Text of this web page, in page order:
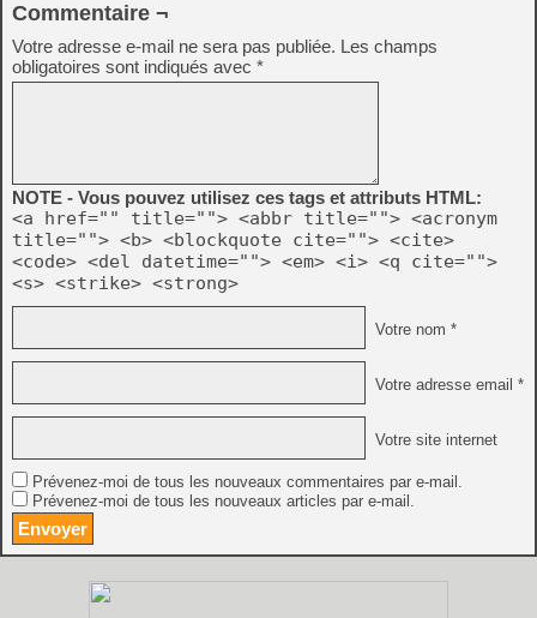
Commentaire ¬
Votre adresse e-mail ne sera pas publiée. Les champs
obligatoires sont indiqués avec *
NOTE - Vous pouvez utilisez ces tags et attributs HTML:
<a href="" title=""> <abbr title=""> <acronym
title=""> <b> <blockquote cite=""> <cite>
<code> <del datetime=""> <em> <i> <q cite="">
<s> <strike> <strong>
Votre nom *
Votre adresse email *
Votre site internet
Prévenez-moi de tous les nouveaux commentaires par e-mail.
Prévenez-moi de tous les nouveaux articles par e-mail.